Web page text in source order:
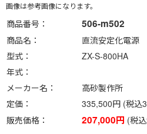
画像は参考画像になります。
商品番号 506-m502
商品名
直流安定化電源
型式
ZX-S-800HA
年式
メーカー名
高砂製作所
定価
335,500円 (税込
販売価格
207,000円 (税